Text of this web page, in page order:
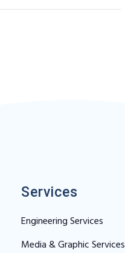
Services
Engineering Services
Media & Graphic Services